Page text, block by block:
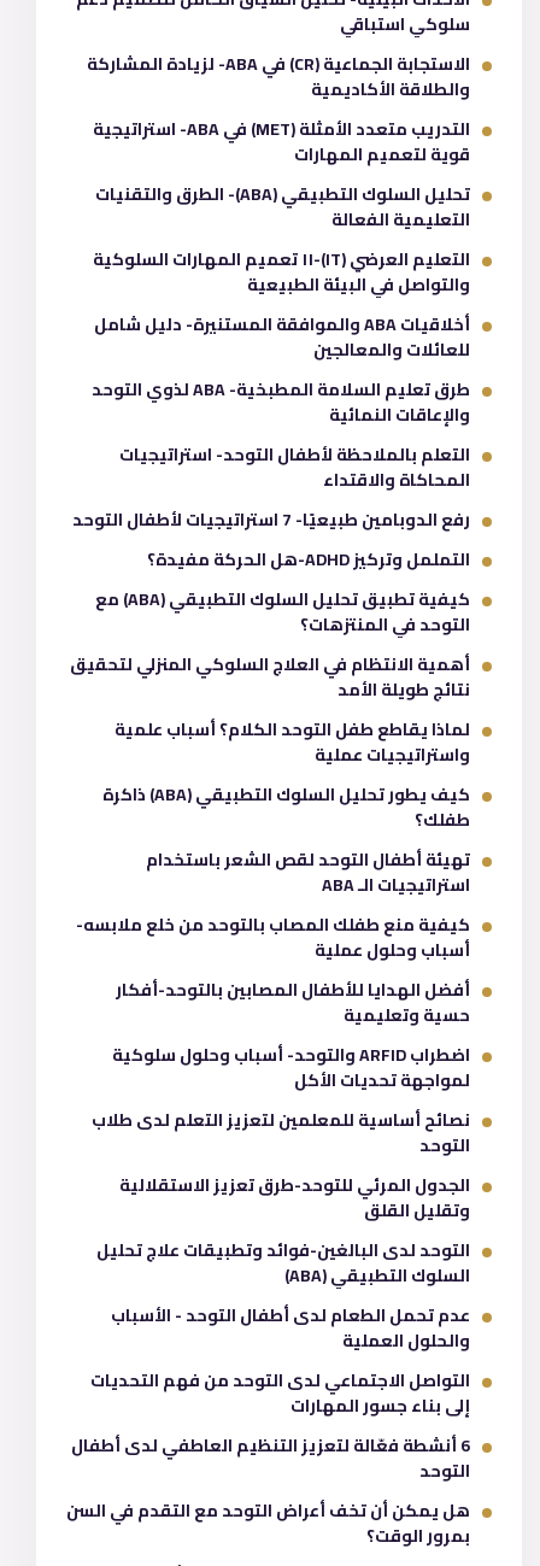
سلوكي استباقي
الاستجابة الجماعية (CR) في ABA- لزيادة المشاركة
والطلاقة الأكاديمية
التدريب متعدد الأمثلة (MET) في ABA- استراتيجية
قوية لتعميم المهارات
تحليل السلوك التطبيقي (ABA)- الطرق والتقنيات
التعليمية الفعالة
التعليم العرضي (IT)-١١ تعميم المهارات السلوكية
والتواصل في البيئة الطبيعية
أخلاقيات ABA والموافقة المستنيرة- دليل شامل
للعائلات والمعالجين
طرق تعليم السلامة المطبخية- ABA لذوي التوحد
والإعاقات النمائية
التعلم بالملاحظة لأطفال التوحد- استراتيجيات
المحاكاة والاقتداء
رفع الدوبامين طبيعيًا- 7 استراتيجيات لأطفال التوحد
التململ وتركيز ADHD-هل الحركة مفيدة؟
كيفية تطبيق تحليل السلوك التطبيقي (ABA) مع
التوحد في المنتزهات؟
أهمية الانتظام في العلاج السلوكي المنزلي لتحقيق
نتائج طويلة الأمد
لماذا يقاطع طفل التوحد الكلام؟ أسباب علمية
واستراتيجيات عملية
كيف يطور تحليل السلوك التطبيقي (ABA) ذاكرة
طفلك؟
تهيئة أطفال التوحد لقص الشعر باستخدام
استراتيجيات الـ ABA
كيفية منع طفلك المصاب بالتوحد من خلع ملابسه-
أسباب وحلول عملية
أفضل الهدايا للأطفال المصابين بالتوحد-أفكار
حسية وتعليمية
اضطراب ARFID والتوحد- أسباب وحلول سلوكية
لمواجهة تحديات الأكل
نصائح أساسية للمعلمين لتعزيز التعلم لدى طلاب
التوحد
الجدول المرئي للتوحد-طرق تعزيز الاستقلالية
وتقليل القلق
التوحد لدى البالغين-فوائد وتطبيقات علاج تحليل
السلوك التطبيقي (ABA)
عدم تحمل الطعام لدى أطفال التوحد - الأسباب
والحلول العملية
التواصل الاجتماعي لدى التوحد من فهم التحديات
إلى بناء جسور المهارات
6 أنشطة فعّالة لتعزيز التنظيم العاطفي لدى أطفال
التوحد
هل يمكن أن تخف أعراض التوحد مع التقدم في السن
بمرور الوقت؟